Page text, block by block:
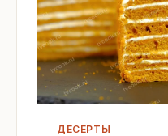
ДЕСЕРТЫ